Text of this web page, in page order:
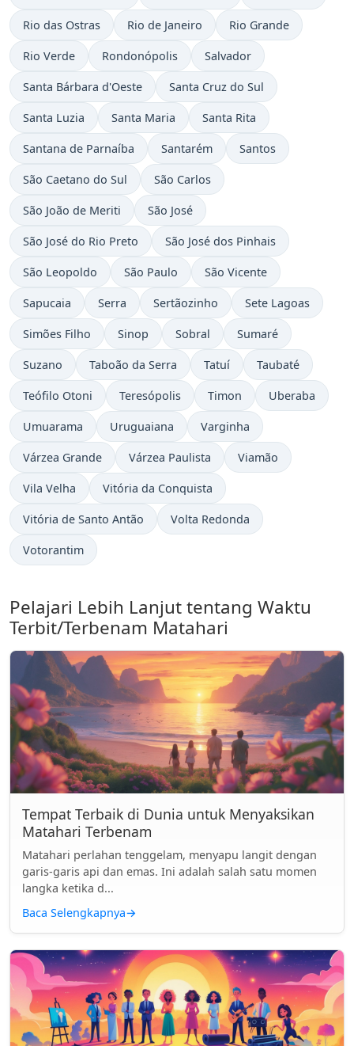
Rio das Ostras Rio de Janeiro Rio Grande
Rio Verde Rondonópolis Salvador
Santa Bárbara d'Oeste Santa Cruz do Sul
Santa Luzia Santa Maria Santa Rita
Santana de Parnaíba Santarém Santos
São Caetano do Sul São Carlos
São João de Meriti São José
São José do Rio Preto São José dos Pinhais
São Leopoldo São Paulo São Vicente
Sapucaia Serra Sertãozinho Sete Lagoas
Simões Filho Sinop Sobral Sumaré
Suzano Taboão da Serra Tatuí Taubaté
Teófilo Otoni Teresópolis Timon Uberaba
Umuarama Uruguaiana Varginha
Várzea Grande Várzea Paulista Viamão
Vila Velha Vitória da Conquista
Vitória de Santo Antão Volta Redonda
Votorantim
Pelajari Lebih Lanjut tentang Waktu
Terbit/Terbenam Matahari
Tempat Terbaik di Dunia untuk Menyaksikan
Matahari Terbenam
Matahari perlahan tenggelam, menyapu langit dengan
garis-garis api dan emas. Ini adalah salah satu momen
langka ketika d...
Baca Selengkapnya→